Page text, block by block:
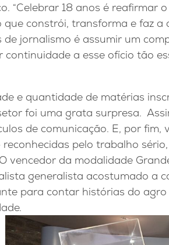
“Celebrar 18 anos é reafirmar
constrói, transforma e faz a
jornalismo é assumir um
a esse ofício tão
e quantidade de matérias
foi uma grata surpresa.
de comunicação. E, por fim,
pelo trabalho
vencedor da modalidade
generalista acostumado a
para contar histórias do